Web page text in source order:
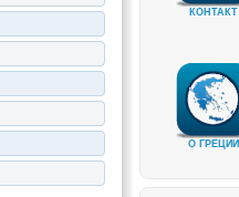
КОНТАКТ
О ГРЕЦИИ